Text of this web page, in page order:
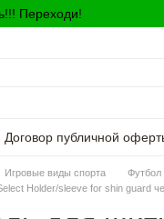
Переходи!
Договор публичной
Игровые виды спорта Футбол
Holder/sleeve for shin guard